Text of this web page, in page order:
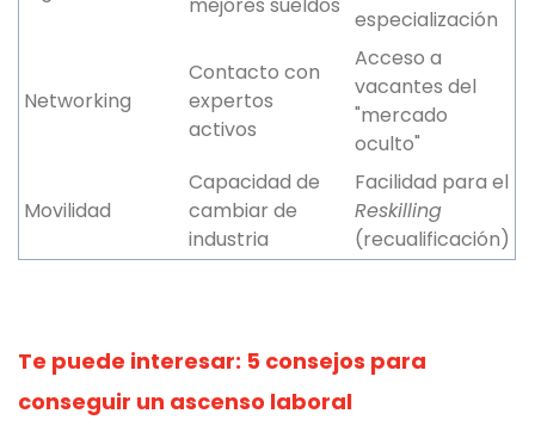
especialización
Networking
Contacto con
expertos
activos
Acceso a
vacantes del
"mercado
oculto"
Movilidad
Capacidad de
cambiar de
industria
Facilidad para el
Reskilling
(recualificación)
Te puede interesar: 5 consejos para
conseguir un ascenso laboral